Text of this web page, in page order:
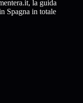
la guida
Spagna in totale